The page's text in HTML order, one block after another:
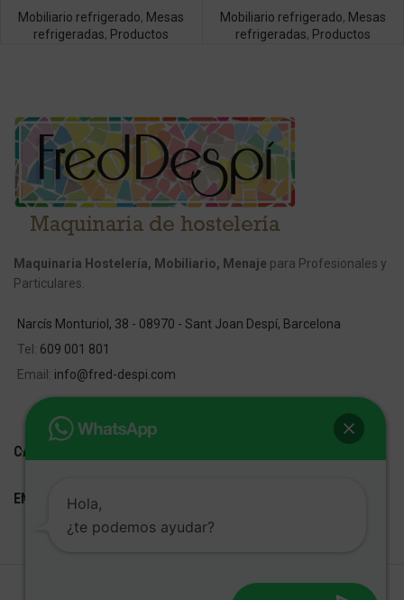
Mobiliario refrigerado, Mesas
refrigeradas, Productos
Mobiliario refrigerado, Mesas
refrigeradas, Productos
Maquinaria Hostelería, Mobiliario, Menaje para Profesionales y
Particulares.
Narcís Monturiol, 38 - 08970 - Sant Joan Despí, Barcelona
Tel: 609 001 801
Email: info@fred-despi.com
CATEGORIAS
ENLACES ÚTILES
Hola,
¿te podemos ayudar?